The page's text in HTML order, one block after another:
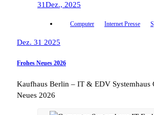
31Dez., 2025
Computer Internet Presse
Dez. 31 2025
Frohes Neues 2026
Kaufhaus Berlin – IT & EDV Systemhaus
Neues 2026